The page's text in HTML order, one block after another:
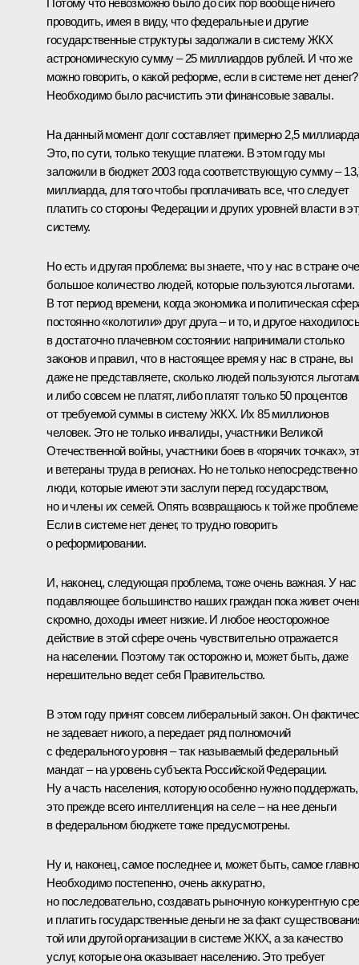
Потому что невозможно было до сих пор вообще ничего
проводить, имея в виду, что федеральные и другие
государственные структуры задолжали в систему ЖКХ
астрономическую сумму – 25 миллиардов рублей. И что же
можно говорить, о какой реформе, если в системе нет денег?
Необходимо было расчистить эти финансовые завалы.
На данный момент долг составляет примерно 2,5
Это, по сути, только текущие платежи. В этом году мы
заложили в бюджет 2003 года соответствующую сумму –
миллиарда, для того чтобы проплачивать все, что следует
платить со стороны Федерации и других уровней власти в
систему.
Но есть и другая проблема: вы знаете, что у нас в стране
большое количество людей, которые пользуются льготами.
В тот период времени, когда экономика и политическая
постоянно «колотили» друг друга – и то, и другое находилось
в достаточно плачевном состоянии: напринимали столько
законов и правил, что в настоящее время у нас в стране, вы
даже не представляете, сколько людей пользуются
и либо совсем не платят, либо платят только 50 процентов
от требуемой суммы в систему ЖКХ. Их 85 миллионов
человек. Это не только инвалиды, участники Великой
Отечественной войны, участники боев в «горячих точках»,
и ветераны труда в регионах. Но не только непосредственно
люди, которые имеют эти заслуги перед государством,
но и члены их семей. Опять возвращаюсь к той же
Если в системе нет денег, то трудно говорить
о реформировании.
И, наконец, следующая проблема, тоже очень важная. У нас
подавляющее большинство наших граждан пока живет
скромно, доходы имеет низкие. И любое неосторожное
действие в этой сфере очень чувствительно отражается
на населении. Поэтому так осторожно и, может быть, даже
нерешительно ведет себя Правительство.
В этом году принят совсем либеральный закон. Он
не задевает никого, а передает ряд полномочий
с федерального уровня – так называемый федеральный
мандат – на уровень субъекта Российской Федерации.
Ну а часть населения, которую особенно нужно поддержать,
это прежде всего интеллигенция на селе – на нее деньги
в федеральном бюджете тоже предусмотрены.
Ну и, наконец, самое последнее и, может быть, самое
Необходимо постепенно, очень аккуратно,
но последовательно, создавать рыночную конкурентную
и платить государственные деньги не за факт
той или другой организации в системе ЖКХ, а за качество
услуг, которые она оказывает населению. Это требует